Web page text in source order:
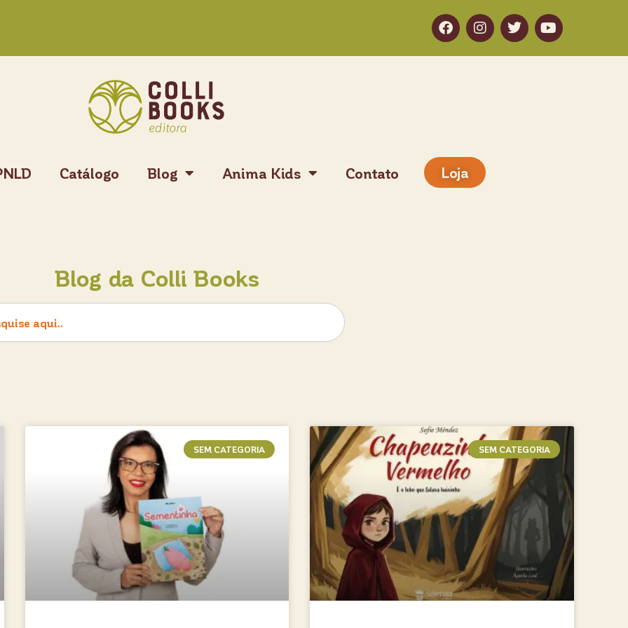
Catálogo Blog Anima Kids Contato Loja
Blog da Colli Books
SEM CATEGORIA SEM CATEGORIA